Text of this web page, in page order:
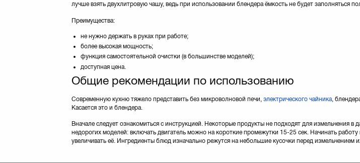
лучше взять двухлитровую чашу, ведь при использовании блендера ёмкость не будет заполняться
Преимущества:
не нужно держать в руках при работе;
более высокая мощность;
функция самостоятельной очистки (в большинстве моделей);
доступная цена.
Общие рекомендации по использованию
Современную кухню тяжело представить без микроволновой печи, электрического чайника ,
Касается это и блендера.
Вначале следует ознакомиться с инструкцией. Некоторые продукты не подходят для измельчения
недорогих моделей: включать двигатель можно на короткие промежутки 15-25 сек. Начинать
увеличивать её. Ингредиенты блюд изначально режутся на небольшие кусочки перед измельчением